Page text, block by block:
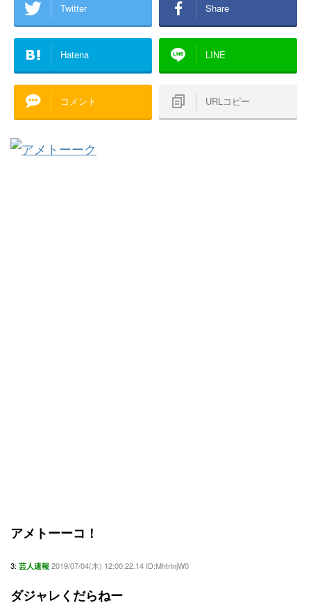
Twitter Share
Hatena LINE
コメント URLコピー
アメトーーコ！
3: 芸人速報 2019/07/04(木) 12:00:22.14 ID:MhtrlnjW0
ダジャレくだらねー